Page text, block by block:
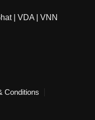
| VDA VNN
Conditions